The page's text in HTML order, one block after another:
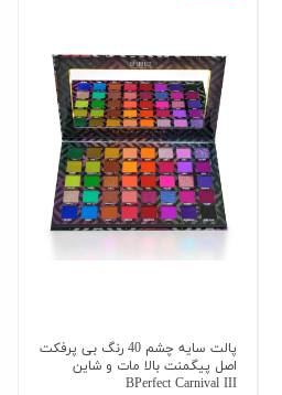
پالت سایه چشم 40 رنگ بی پرفکت
اصل پیگمنت بالا مات و شاین
BPerfect Carnival III